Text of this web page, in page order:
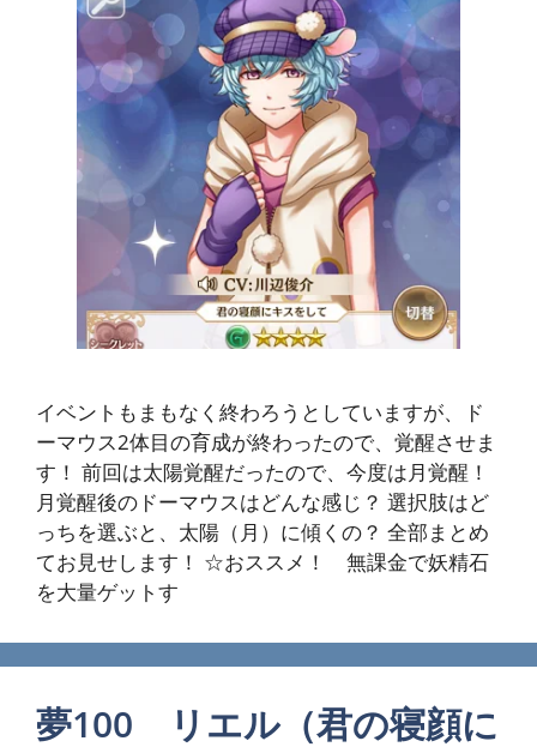
イベントもまもなく終わろうとしていますが、ド
ーマウス2体目の育成が終わったので、覚醒させま
す！ 前回は太陽覚醒だったので、今度は月覚醒！
月覚醒後のドーマウスはどんな感じ？ 選択肢はど
っちを選ぶと、太陽（月）に傾くの？ 全部まとめ
てお見せします！ ☆おススメ！ 無課金で妖精石
を大量ゲットす
夢100 リエル（君の寝顔に